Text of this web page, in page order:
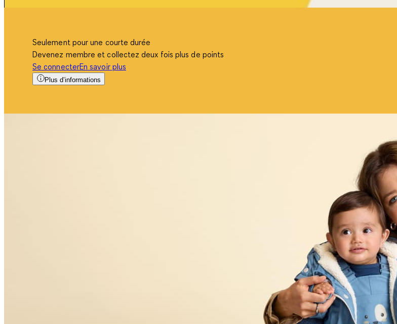
Seulement pour une courte durée
Devenez membre et collectez deux fois plus de points
Se connecterEn savoir plus
Plus d’informations